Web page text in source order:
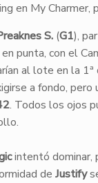
en My Charmer,
S.(G1),
punta, con el
al lote en la 1ª
a fondo,
. Todos los ojos
intentó dominar,
de Justify